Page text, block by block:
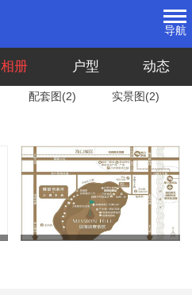
导航
相册 户型 动态
配套图(2) 实景图(2)